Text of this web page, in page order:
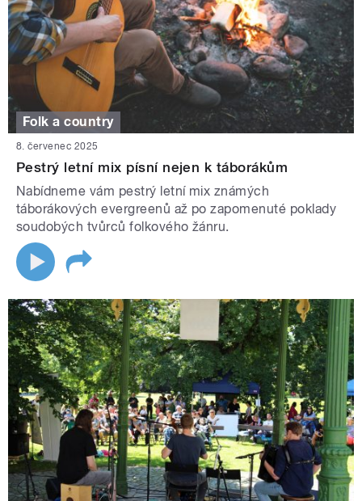
Folk a country
8. červenec 2025
Pestrý letní mix písní nejen k táborákům
Nabídneme vám pestrý letní mix známých
táborákových evergreenů až po zapomenuté poklady
soudobých tvůrců folkového žánru.